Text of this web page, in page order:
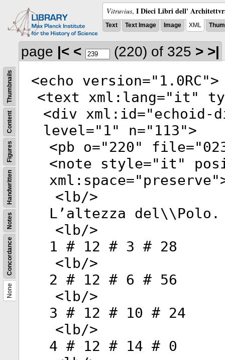
Vitruvius, I Dieci Libri dell'
Text Text Image Image XML
None
Concordance
Notes
Handwritten
Figures
Content
Thumbnails
page |< < (220) of 325 > >|
<echo version=" 1.0RC">
<text xml:lang="it"
<div xml:id="echoid-
level=" 1" n=" 113">
<pb o="220" file="
<note style="it"
xml:space="preserve
<lb/>
L’altezza del\\Polo.
<lb/>
1 # 12 # 3 # 28
<lb/>
2 # 12 # 6 # 56
<lb/>
3 # 12 # 10 # 24
<lb/>
4 # 12 # 14 # 0